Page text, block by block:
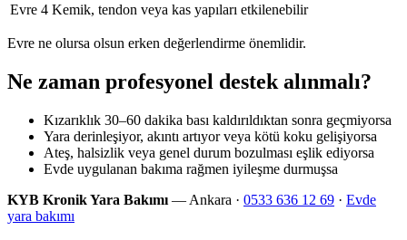
Evre 4 Kemik, tendon veya kas yapıları etkilenebilir
Evre ne olursa olsun erken değerlendirme önemlidir.
Ne zaman profesyonel destek alınmalı?
Kızarıklık 30–60 dakika bası kaldırıldıktan sonra geçmiyorsa
Yara derinleşiyor, akıntı artıyor veya kötü koku gelişiyorsa
Ateş, halsizlik veya genel durum bozulması eşlik ediyorsa
Evde uygulanan bakıma rağmen iyileşme durmuşsa
KYB Kronik Yara Bakımı — Ankara · 0533 636 12 69 · Evde
yara bakımı